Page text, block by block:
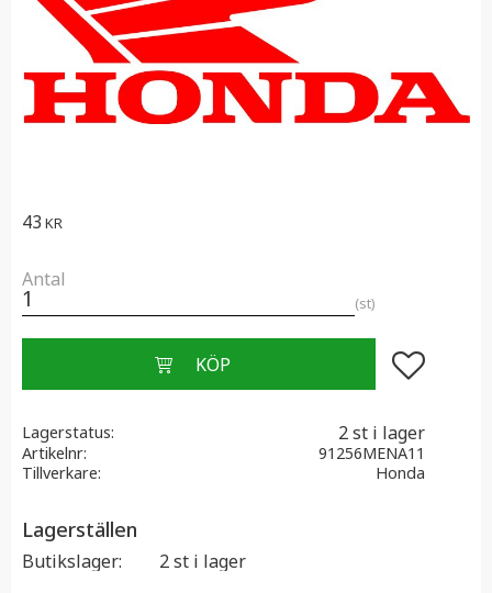
43 KR
Antal
st
Lägg till i
Lagerstatus 2 st i lager
Artikelnr
91256MENA11
Tillverkare
Honda
Lagerställen
Butikslager 2 st i lager